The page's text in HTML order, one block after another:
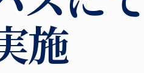
施